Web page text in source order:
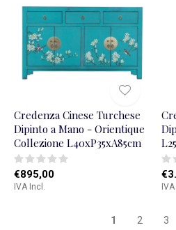
Credenza Cinese Turchese
Dipinto a Mano - Orientique
Collezione L40xP35xA85cm
€895,00
IVA Incl.
1 2 3